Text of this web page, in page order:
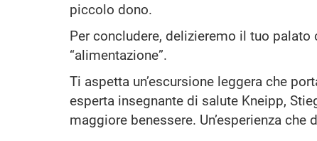
piccolo dono.
Per concludere, delizieremo il tuo
“alimentazione”.
Ti aspetta un’escursione leggera che
esperta insegnante di salute Kneipp,
maggiore benessere. Un’esperienza